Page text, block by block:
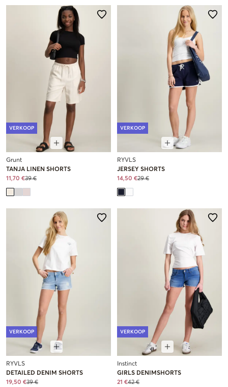
VERKOOP
Grunt
TANJA LINEN SHORTS
11,70 €39 €
VERKOOP
RYVLS
JERSEY SHORTS
14,50 €29 €
VERKOOP
RYVLS
DETAILED DENIM SHORTS
19,50 €39 €
VERKOOP
Instinct
GIRLS DENIMSHORTS
21 €42 €